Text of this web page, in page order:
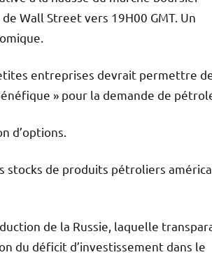
Wall Street vers 19H00 GMT. Un
entreprises devrait permettre
» pour la demande de
d’options.
de produits pétroliers
de la Russie, laquelle
du déficit d’investissement dans le